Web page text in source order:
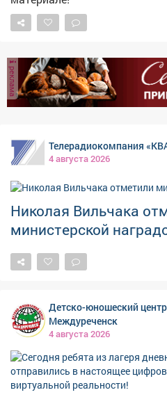
штабной вагон, где
решения… Каждый уголок
После экскурсии дети
Такие путешествия учат не
сочувствию, уважению,
звучавший в наушниках,
реклама
Телерадиокомпания
4 августа 2026
Николая Вильчака
министерской
Детско-юношеский центр
Междуреченск
4 августа 2026